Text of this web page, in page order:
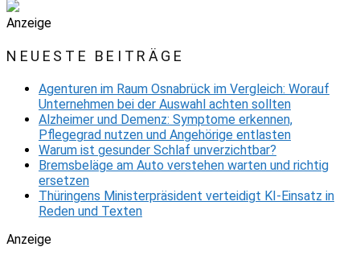
Anzeige
NEUESTE BEITRÄGE
Agenturen im Raum Osnabrück im Vergleich: Worauf
Unternehmen bei der Auswahl achten sollten
Alzheimer und Demenz: Symptome erkennen,
Pflegegrad nutzen und Angehörige entlasten
Warum ist gesunder Schlaf unverzichtbar?
Bremsbeläge am Auto verstehen warten und richtig
ersetzen
Thüringens Ministerpräsident verteidigt KI-Einsatz in
Reden und Texten
Anzeige